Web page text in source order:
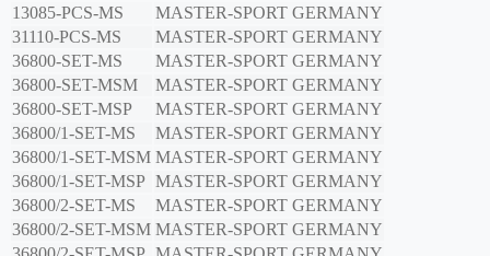
13085-PCS-MS
MASTER-SPORT GERMANY
31110-PCS-MS
MASTER-SPORT GERMANY
36800-SET-MS
MASTER-SPORT GERMANY
36800-SET-MSM
MASTER-SPORT GERMANY
36800-SET-MSP
MASTER-SPORT GERMANY
36800/1-SET-MS
MASTER-SPORT GERMANY
36800/1-SET-MSM MASTER-SPORT GERMANY
36800/1-SET-MSP MASTER-SPORT GERMANY
36800/2-SET-MS
MASTER-SPORT GERMANY
36800/2-SET-MSM MASTER-SPORT GERMANY